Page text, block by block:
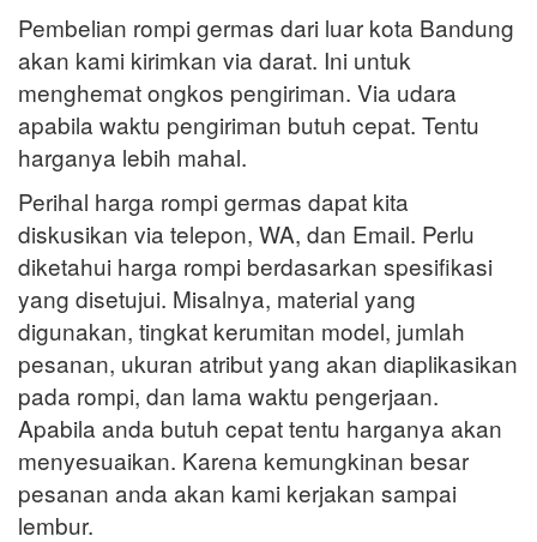
Pembelian rompi germas dari luar kota Bandung
akan kami kirimkan via darat. Ini untuk
menghemat ongkos pengiriman. Via udara
apabila waktu pengiriman butuh cepat. Tentu
harganya lebih mahal.
Perihal harga rompi germas dapat kita
diskusikan via telepon, WA, dan Email. Perlu
diketahui harga rompi berdasarkan spesifikasi
yang disetujui. Misalnya, material yang
digunakan, tingkat kerumitan model, jumlah
pesanan, ukuran atribut yang akan diaplikasikan
pada rompi, dan lama waktu pengerjaan.
Apabila anda butuh cepat tentu harganya akan
menyesuaikan. Karena kemungkinan besar
pesanan anda akan kami kerjakan sampai
lembur.